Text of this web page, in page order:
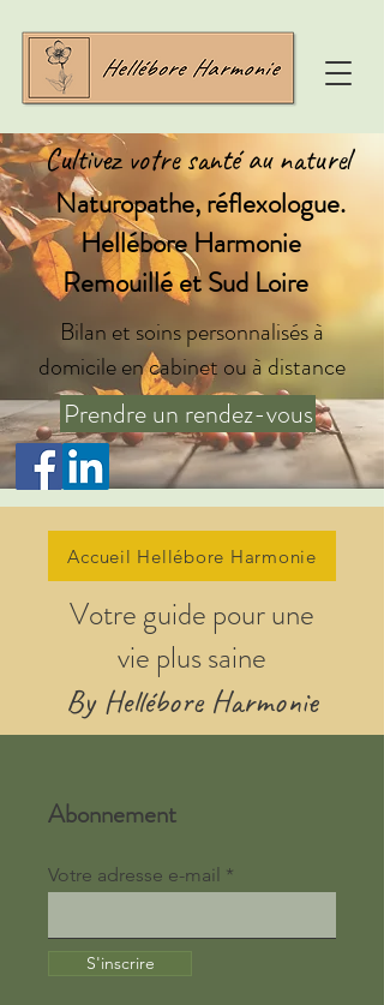
Cultivez votre santé au naturel
Naturopathe, réflexologue.
Hellébore Harmonie
Remouillé et Sud Loire
Bilan et soins personnalisés à
domicile en cabinet ou à distance
Prendre un rendez-vous
Accueil Hellébore Harmonie
Votre guide pour une
vie plus saine
By Hellébore Harmonie
Abonnement
Votre adresse e-mail
S'inscrire